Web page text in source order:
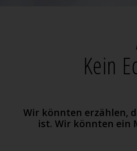
Kein
Wir könnten erzählen,
ist. Wir könnten ein